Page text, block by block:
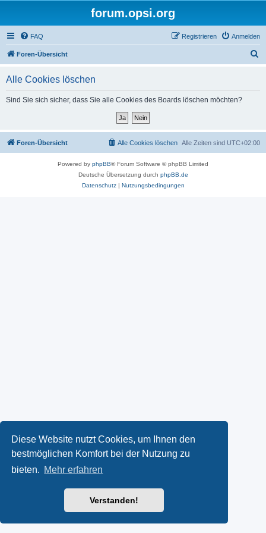
Diese Website nutzt Cookies, um Ihnen den
bestmöglichen Komfort bei der Nutzung zu
bieten. Mehr erfahren
Verstanden!
forum.opsi.org
FAQ Anmelden
Registrieren
Foren-Übersicht
Alle Cookies löschen
Sind Sie sich sicher, dass Sie alle Cookies des Boards löschen möchten?
Foren-Übersicht Alle Zeiten sind UTC+02:00
Alle Cookies löschen
Powered by phpBB® Forum Software © phpBB Limited
Deutsche Übersetzung durch phpBB.de
Datenschutz| Nutzungsbedingungen